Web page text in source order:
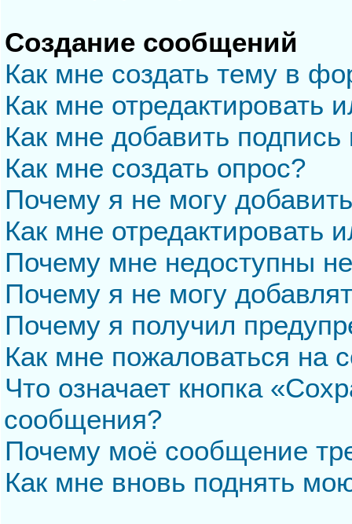
Создание сообщений
Как мне создать тему в
Как мне отредактировать
Как мне добавить
Как мне создать опрос?
Почему я не могу
Как мне отредактировать
Почему мне недоступны
Почему я не могу
Почему я получил
Как мне пожаловаться на
Что означает кнопка
сообщения?
Почему моё сообщение
Как мне вновь поднять